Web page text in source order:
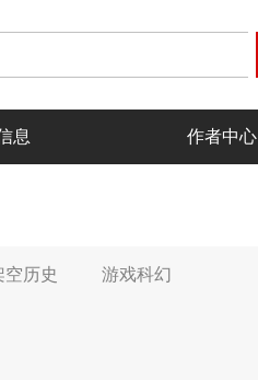
息 作者中心
空历史 游戏科幻